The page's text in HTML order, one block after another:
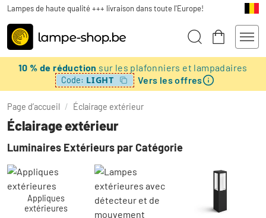
Lampes de haute qualité +++ livraison dans toute l'Europe!
10 % de réduction sur les plafonniers et lampadaires
Code: LIGHT Vers les offres
Page d’accueil / Éclairage extérieur
Éclairage extérieur
Luminaires Extérieurs par Catégorie
Appliques
extérieures